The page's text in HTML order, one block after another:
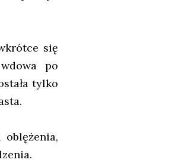
się
po
tylko